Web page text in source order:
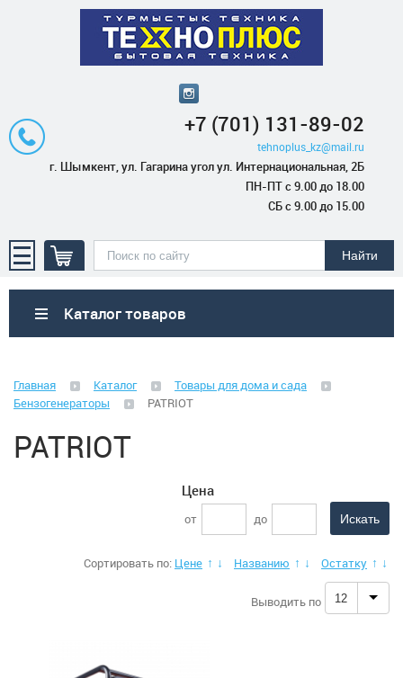
+7 (701) 131-89-02
tehnoplus_kz@mail.ru
г. Шымкент, ул. Гагарина угол ул. Интернациональная, 2Б
ПН-ПТ с 9.00 до 18.00
СБ с 9.00 до 15.00
Каталог товаров
Климатическая техника
Малая бытовая техника
МФУ, Мониторы и Стабилизаторы
Телевизоры, аудио, видео, радары
Товары для дома и сада
Главная Каталог
Товары для дома и сада
Бензогенераторы
PATRIOT
PATRIOT
Цена
от до
Сортировать по: Цене ↑ ↓ Названию ↑ ↓ Остатку ↑ ↓
Выводить по 12